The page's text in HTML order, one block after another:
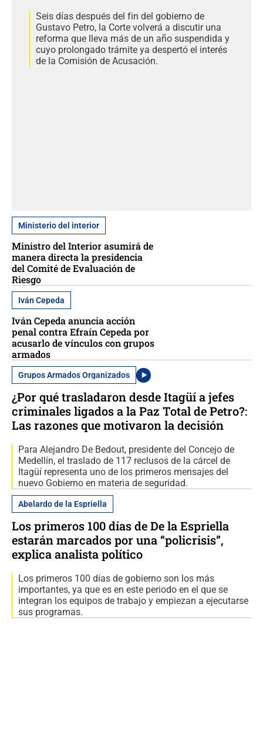
Seis días después del fin del gobierno de
Gustavo Petro, la Corte volverá a discutir una
reforma que lleva más de un año suspendida y
cuyo prolongado trámite ya despertó el interés
de la Comisión de Acusación.
Ministerio del interior
Ministro del Interior asumirá de
manera directa la presidencia
del Comité de Evaluación de
Riesgo
Iván Cepeda
Iván Cepeda anuncia acción
penal contra Efraín Cepeda por
acusarlo de vínculos con grupos
armados
Grupos Armados Organizados
¿Por qué trasladaron desde Itagüí a jefes
criminales ligados a la Paz Total de Petro?:
Las razones que motivaron la decisión
Para Alejandro De Bedout, presidente del Concejo de
Medellín, el traslado de 117 reclusos de la cárcel de
Itagüí representa uno de los primeros mensajes del
nuevo Gobierno en materia de seguridad.
Abelardo de la Espriella
Los primeros 100 días de De la Espriella
estarán marcados por una “policrisis”,
explica analista político
Los primeros 100 días de gobierno son los más
importantes, ya que es en este periodo en el que se
integran los equipos de trabajo y empiezan a ejecutarse
sus programas.